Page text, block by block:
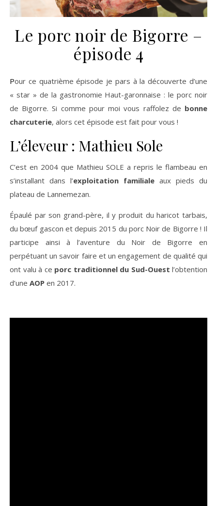
Le porc noir de Bigorre –
épisode 4
Pour ce quatrième épisode je pars à la découverte d’une
« star » de la gastronomie Haut-garonnaise : le porc noir
de Bigorre. Si comme pour moi vous raffolez de bonne
charcuterie, alors cet épisode est fait pour vous !
L’éleveur : Mathieu Sole
C’est en 2004 que Mathieu SOLE a repris le flambeau en
s’installant dans l’exploitation familiale aux pieds du
plateau de Lannemezan.
Épaulé par son grand-père, il y produit du haricot tarbais,
du bœuf gascon et depuis 2015 du porc Noir de Bigorre ! Il
participe ainsi à l’aventure du Noir de Bigorre en
perpétuant un savoir faire et un engagement de qualité qui
ont valu à ce porc traditionnel du Sud-Ouest l’obtention
d’une AOP en 2017.